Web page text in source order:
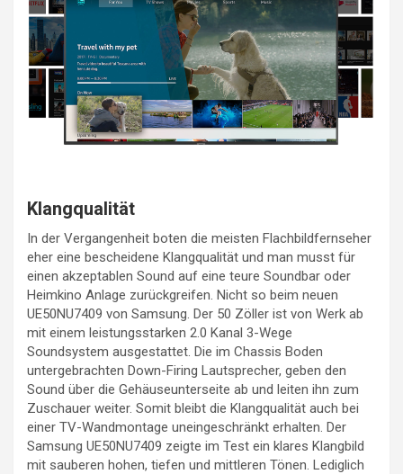
Klangqualität
In der Vergangenheit boten die meisten Flachbildfernseher
eher eine bescheidene Klangqualität und man musst für
einen akzeptablen Sound auf eine teure Soundbar oder
Heimkino Anlage zurückgreifen. Nicht so beim neuen
UE50NU7409 von Samsung. Der 50 Zöller ist von Werk ab
mit einem leistungsstarken 2.0 Kanal 3-Wege
Soundsystem ausgestattet. Die im Chassis Boden
untergebrachten Down-Firing Lautsprecher, geben den
Sound über die Gehäuseunterseite ab und leiten ihn zum
Zuschauer weiter. Somit bleibt die Klangqualität auch bei
einer TV-Wandmontage uneingeschränkt erhalten. Der
Samsung UE50NU7409 zeigte im Test ein klares Klangbild
mit sauberen hohen, tiefen und mittleren Tönen. Lediglich